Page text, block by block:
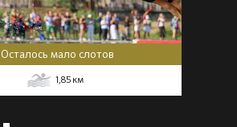
Осталось мало слотов
1,85 км